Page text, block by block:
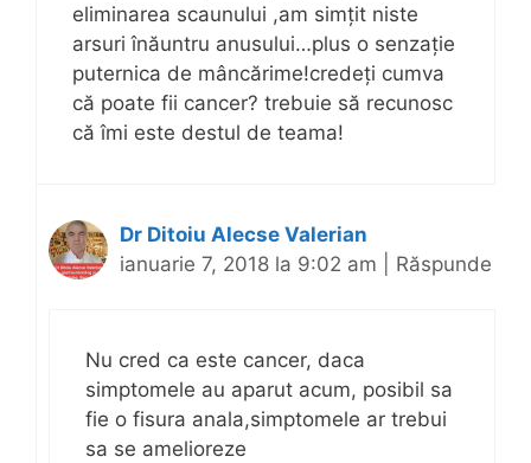
eliminarea scaunului ,am simțit niste
arsuri înăuntru anusului…plus o senzație
puternica de mâncărime!credeți cumva
că poate fii cancer? trebuie să recunosc
că îmi este destul de teama!
Dr Ditoiu Alecse Valerian
ianuarie 7, 2018 la 9:02 am
Răspunde
Nu cred ca este cancer, daca
simptomele au aparut acum, posibil sa
fie o fisura anala,simptomele ar trebui
sa se amelioreze